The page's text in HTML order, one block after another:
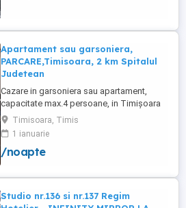
Apartament sau garsoniera,
PARCARE,Timisoara, 2 km Spitalul
Judetean
Cazare in garsoniera sau apartament,
capacitate max.4 persoane, in Timișoara
la 2 km de Spitalul Judetean. (la doua
strazi)de zona Calea Buziasului
Lic.Electrotimis si la 2 km de Mosnita
Noua Centura. PARCARE. Situat la et.1 al
+wifi , frigider, mașină spălat, ...
Timisoara, Timis
1 ianuarie
/noapte
Studio nr.136 si nr.137 Regim